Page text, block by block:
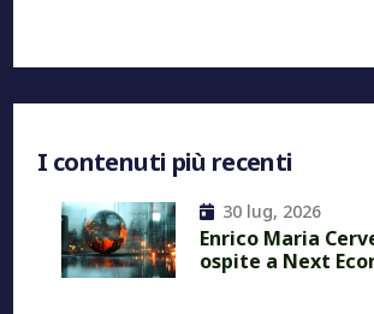
I contenuti più recenti
30 lug, 2026
Enrico Maria
ospite a Next